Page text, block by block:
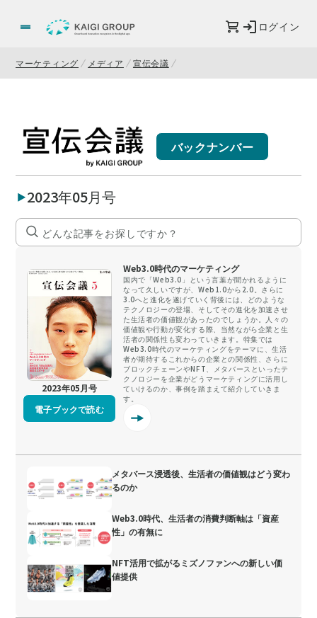
ログイン
マーケティング メディア 宣伝会議
バックナンバー
2023年05月号
2023年05月号
電子ブックで読む
Web3.0時代のマーケティング
国内で「Web3.0」という言葉が聞かれるように
なって久しいですが、Web1.0から2.0。さらに
3.0へと進化を遂げていく背後には、どのような
テクノロジーの登場、そしてその進化を加速させ
た生活者の価値観があったのでしょうか。人々の
価値観や行動が変化する際、当然ながら企業と生
活者の関係性も変わっていきます。特集では
Web3.0時代のマーケティングをテーマに、生活
者が期待するこれからの企業との関係性、さらに
ブロックチェーンやNFT、メタバースといったテ
クノロジーを企業がどうマーケティングに活用し
ていけるのか、事例を踏まえて紹介していきま
す。
メタバース浸透後、生活者の価値観はどう変わ
るのか
Web3.0時代、生活者の消費判断軸は「資産
性」の有無に
NFT活用で拡がるミズノファンへの新しい価
値提供